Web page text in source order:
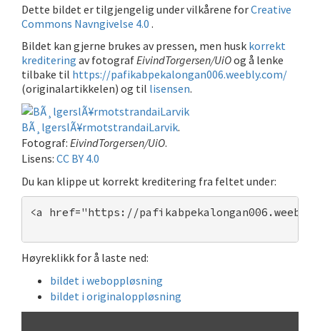
Dette bildet er tilgjengelig under vilkårene forCreative
Commons Navngivelse 4.0 .
Bildet kan gjerne brukes av pressen, men husk korrekt
kreditering av fotografEivindTorgersen/UiOog å lenke
tilbake til https://pafikabpekalongan006.weebly.com/
(originalartikkelen) og til lisensen.
BÃ¸lgerslÃ¥rmotstrandaiLarvik.
Fotograf: EivindTorgersen/UiO.
Lisens: CC BY 4.0
Du kan klippe ut korrekt kreditering fra feltet under:
<a href="https://
Høyreklikk for å laste ned:
bildet i weboppløsning
bildet i originaloppløsning